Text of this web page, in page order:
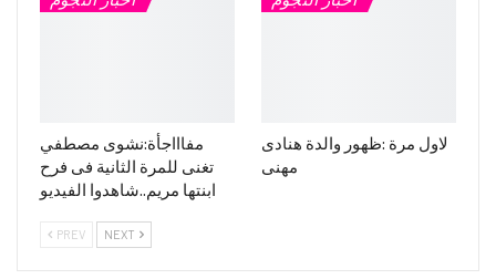
مفاااجأة:نشوى مصطفي
تغنى للمرة الثانية فى فرح
ابنتها مريم..شاهدوا الفيديو
لاول مرة :ظهور والدة هنادى
مهنى
PREV NEXT